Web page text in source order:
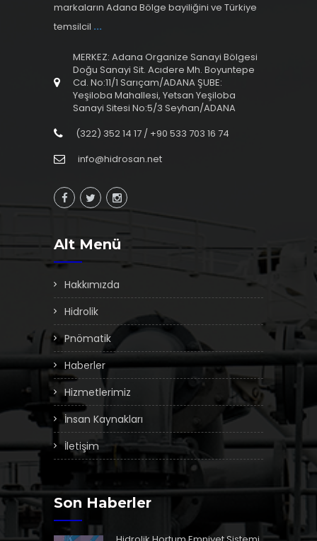
markaların Adana Bölge bayiliğini ve Türkiye
temsilcil ...
MERKEZ: Adana Organize Sanayi Bölgesi
Doğu Sanayi Sit. Acıdere Mh. Boyuntepe
Cd. No:11/1 Sarıçam/ADANA ŞUBE:
Yeşiloba Mahallesi, Yetsan Yeşiloba
Sanayi Sitesi No:5/3 Seyhan/ADANA
(322) 352 14 17 / +90 533 703 16 74
info@hidrosan.net
Alt Menü
Hakkımızda
Hidrolik
Pnömatik
Haberler
Hizmetlerimiz
İnsan Kaynakları
İletişim
Son Haberler